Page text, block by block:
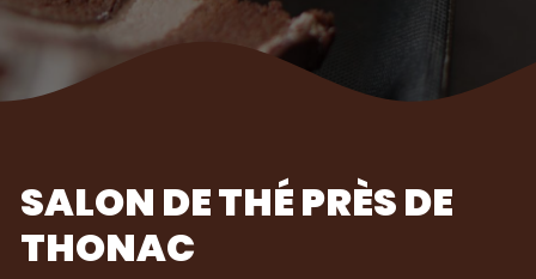
SALON DE THÉ PRÈS DE
THONAC